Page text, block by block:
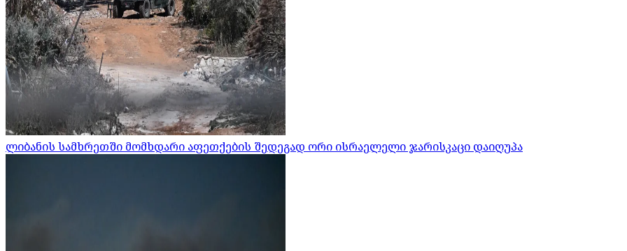
ლიბანის სამხრეთში მომხდარი აფეთქების შედეგად ორი ისრაელელი ჯარისკაცი დაიღუპა